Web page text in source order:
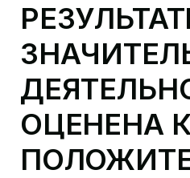
ОЦЕНЕНА